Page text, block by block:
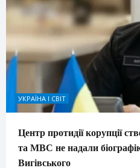
УКРАЇНА І СВІТ
Центр протидії корупції
та МВС не надали
Вигівського